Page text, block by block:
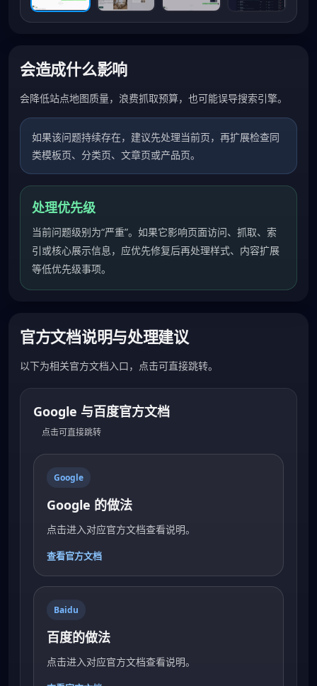
会造成什么影响
会降低站点地图质量，浪费抓取预算，也可能误导搜索引擎。
如果该问题持续存在，建议先处理当前页，再扩展检查同
类模板页、分类页、文章页或产品页。
处理优先级
当前问题级别为“严重”。如果它影响页面访问、抓取、索
引或核心展示信息，应优先修复后再处理样式、内容扩展
等低优先级事项。
官方文档说明与处理建议
以下为相关官方文档入口，点击可直接跳转。
Google 与百度官方文档
点击可直接跳转
Google
Google 的做法
点击进入对应官方文档查看说明。
查看官方文档
Baidu
百度的做法
点击进入对应官方文档查看说明。